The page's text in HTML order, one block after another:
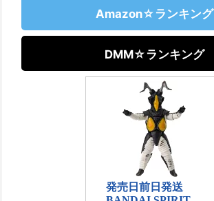
Amazon☆ランキング
DMM☆ランキング